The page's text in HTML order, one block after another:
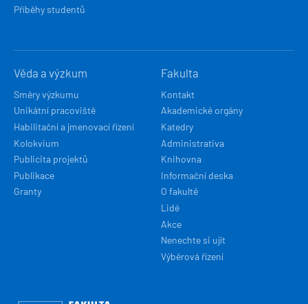
Příběhy studentů
Věda a výzkum
Směry výzkumu
Unikátní pracoviště
Habilitační a jmenovací řízení
Kolokvium
Publicita projektů
Publikace
Granty
Fakulta
Kontakt
Akademické orgány
Katedry
Administrativa
Knihovna
Informační deska
O fakultě
Lidé
Akce
Nenechte si ujít
Výběrová řízení